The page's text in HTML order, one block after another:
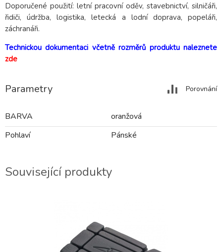
Doporučené použití: letní pracovní oděv, stavebnictví, silničáři,
řidiči, údržba, logistika, letecká a lodní doprava, popeláři,
záchranáři.
Technickou dokumentaci včetně rozměrů produktu naleznete
zde
Parametry Porovnání
BARVA
oranžová
Pohlaví
Pánské
Související produkty